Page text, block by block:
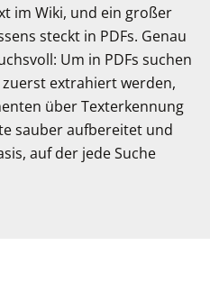
im Wiki, und ein großer
steckt in PDFs. Genau
Um in PDFs suchen
extrahiert werden,
über Texterkennung
sauber aufbereitet und
auf der jede Suche